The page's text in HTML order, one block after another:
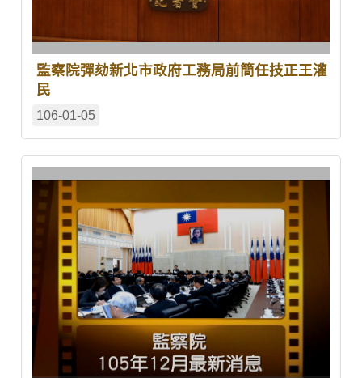
監察院彈劾新北市政府工務局前簡任技正王灌
民
106-01-05